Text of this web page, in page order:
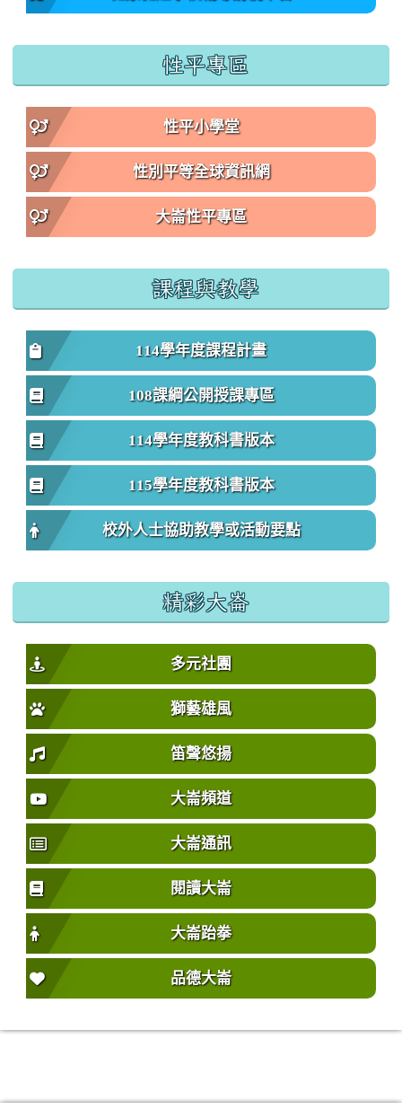
性平專區
性平小學堂
性別平等全球資訊網
大崙性平專區
課程與教學
114學年度課程計畫
108課綱公開授課專區
114學年度教科書版本
115學年度教科書版本
校外人士協助教學或活動要點
精彩大崙
多元社團
獅藝雄風
笛聲悠揚
大崙頻道
大崙通訊
閱讀大崙
大崙跆拳
品德大崙